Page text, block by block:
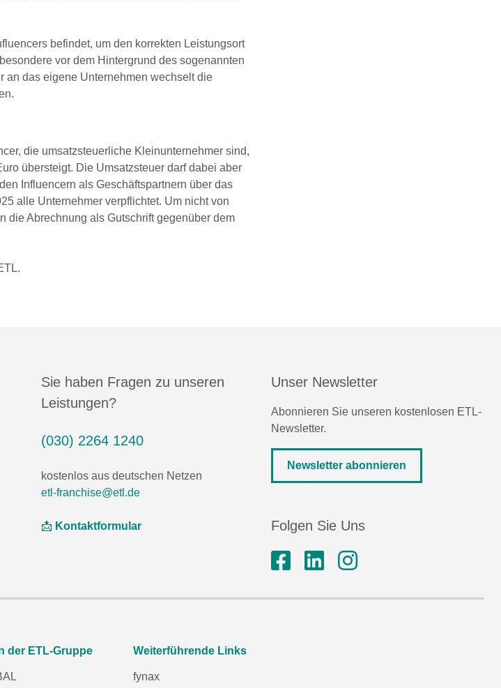
befindet, um den korrekten Leistungsort
vor dem Hintergrund des sogenannten
an das eigene Unternehmen wechselt die
die umsatzsteuerliche Kleinunternehmer sind,
übersteigt. Die Umsatzsteuer darf dabei aber
Influencern als Geschäftspartnern über das
alle Unternehmer verpflichtet. Um nicht von
die Abrechnung als Gutschrift gegenüber dem
ETL.
Sie haben Fragen zu unseren
Leistungen?
(030) 2264 1240
kostenlos aus deutschen Netzen
etl-franchise@etl.de
📩 Kontaktformular
Unser Newsletter
Abonnieren Sie unseren kostenlosen ETL-
Newsletter.
Newsletter abonnieren
Folgen Sie Uns
der ETL-Gruppe Weiterführende Links
fynax